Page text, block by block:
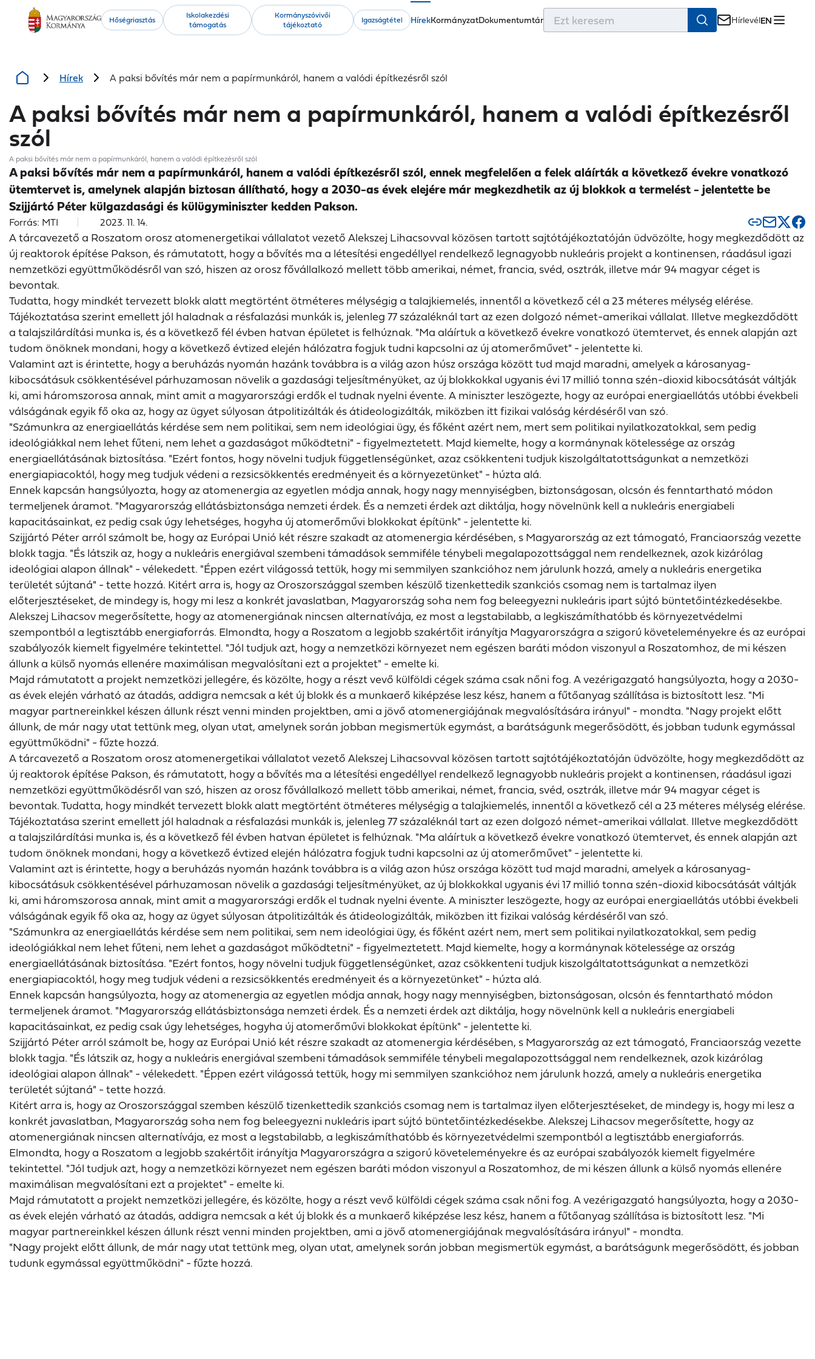
Kiemelt
tartalmak
Hőségriasztás
Iskolakezdési
támogatás
Kormányszóvivői
tájékoztató
Igazságtétel
Fő
HírekKormányzatDokumentumtár HírlevélEN
Hírek A paksi bővítés már nem a papírmunkáról, hanem a valódi építkezésről szól
A paksi bővítés már nem a papírmunkáról, hanem a valódi építkezésről
szól
A paksi bővítés már nem a papírmunkáról, hanem a valódi építkezésről szól
A paksi bővítés már nem a papírmunkáról, hanem a valódi építkezésről szól, ennek megfelelően a felek aláírták a következő évekre vonatkozó
ütemtervet is, amelynek alapján biztosan állítható, hogy a 2030-as évek elejére már megkezdhetik az új blokkok a termelést - jelentette be
Szijjártó Péter külgazdasági és külügyminiszter kedden Pakson.
Forrás: MTI 2023. 11. 14.
A tárcavezető a Roszatom orosz atomenergetikai vállalatot vezető Alekszej Lihacsovval közösen tartott sajtótájékoztatóján üdvözölte, hogy megkezdődött az
új reaktorok építése Pakson, és rámutatott, hogy a bővítés ma a létesítési engedéllyel rendelkező legnagyobb nukleáris projekt a kontinensen, ráadásul igazi
nemzetközi együttműködésről van szó, hiszen az orosz fővállalkozó mellett több amerikai, német, francia, svéd, osztrák, illetve már 94 magyar céget is
bevontak.
Tudatta, hogy mindkét tervezett blokk alatt megtörtént ötméteres mélységig a talajkiemelés, innentől a következő cél a 23 méteres mélység elérése.
Tájékoztatása szerint emellett jól haladnak a résfalazási munkák is, jelenleg 77 százaléknál tart az ezen dolgozó német-amerikai vállalat. Illetve megkezdődött
a talajszilárdítási munka is, és a következő fél évben hatvan épületet is felhúznak. "Ma aláírtuk a következő évekre vonatkozó ütemtervet, és ennek alapján azt
tudom önöknek mondani, hogy a következő évtized elején hálózatra fogjuk tudni kapcsolni az új atomerőművet" - jelentette ki.
Valamint azt is érintette, hogy a beruházás nyomán hazánk továbbra is a világ azon húsz országa között tud majd maradni, amelyek a károsanyag-
kibocsátásuk csökkentésével párhuzamosan növelik a gazdasági teljesítményüket, az új blokkokkal ugyanis évi 17 millió tonna szén-dioxid kibocsátását váltják
ki, ami háromszorosa annak, mint amit a magyarországi erdők el tudnak nyelni évente. A miniszter leszögezte, hogy az európai energiaellátás utóbbi évekbeli
válságának egyik fő oka az, hogy az ügyet súlyosan átpolitizálták és átideologizálták, miközben itt fizikai valóság kérdéséről van szó.
"Számunkra az energiaellátás kérdése sem nem politikai, sem nem ideológiai ügy, és főként azért nem, mert sem politikai nyilatkozatokkal, sem pedig
ideológiákkal nem lehet fűteni, nem lehet a gazdaságot működtetni" - figyelmeztetett. Majd kiemelte, hogy a kormánynak kötelessége az ország
energiaellátásának biztosítása. "Ezért fontos, hogy növelni tudjuk függetlenségünket, azaz csökkenteni tudjuk kiszolgáltatottságunkat a nemzetközi
energiapiacoktól, hogy meg tudjuk védeni a rezsicsökkentés eredményeit és a környezetünket" - húzta alá.
Ennek kapcsán hangsúlyozta, hogy az atomenergia az egyetlen módja annak, hogy nagy mennyiségben, biztonságosan, olcsón és fenntartható módon
termeljenek áramot. "Magyarország ellátásbiztonsága nemzeti érdek. És a nemzeti érdek azt diktálja, hogy növelnünk kell a nukleáris energiabeli
kapacitásainkat, ez pedig csak úgy lehetséges, hogyha új atomerőművi blokkokat építünk" - jelentette ki.
Szijjártó Péter arról számolt be, hogy az Európai Unió két részre szakadt az atomenergia kérdésében, s Magyarország az ezt támogató, Franciaország vezette
blokk tagja. "És látszik az, hogy a nukleáris energiával szembeni támadások semmiféle ténybeli megalapozottsággal nem rendelkeznek, azok kizárólag
ideológiai alapon állnak" - vélekedett. "Éppen ezért világossá tettük, hogy mi semmilyen szankcióhoz nem járulunk hozzá, amely a nukleáris energetika
területét sújtaná" - tette hozzá. Kitért arra is, hogy az Oroszországgal szemben készülő tizenkettedik szankciós csomag nem is tartalmaz ilyen
előterjesztéseket, de mindegy is, hogy mi lesz a konkrét javaslatban, Magyarország soha nem fog beleegyezni nukleáris ipart sújtó büntetőintézkedésekbe.
Alekszej Lihacsov megerősítette, hogy az atomenergiának nincsen alternatívája, ez most a legstabilabb, a legkiszámíthatóbb és környezetvédelmi
szempontból a legtisztább energiaforrás. Elmondta, hogy a Roszatom a legjobb szakértőit irányítja Magyarországra a szigorú követeleményekre és az európai
szabályozók kiemelt figyelmére tekintettel. "Jól tudjuk azt, hogy a nemzetközi környezet nem egészen baráti módon viszonyul a Roszatomhoz, de mi készen
állunk a külső nyomás ellenére maximálisan megvalósítani ezt a projektet" - emelte ki.
Majd rámutatott a projekt nemzetközi jellegére, és közölte, hogy a részt vevő külföldi cégek száma csak nőni fog. A vezérigazgató hangsúlyozta, hogy a 2030-
as évek elején várható az átadás, addigra nemcsak a két új blokk és a munkaerő kiképzése lesz kész, hanem a fűtőanyag szállítása is biztosított lesz. "Mi
magyar partnereinkkel készen állunk részt venni minden projektben, ami a jövő atomenergiájának megvalósítására irányul" - mondta. "Nagy projekt előtt
állunk, de már nagy utat tettünk meg, olyan utat, amelynek során jobban megismertük egymást, a barátságunk megerősödött, és jobban tudunk egymással
együttműködni" - fűzte hozzá.
A tárcavezető a Roszatom orosz atomenergetikai vállalatot vezető Alekszej Lihacsovval közösen tartott sajtótájékoztatóján üdvözölte, hogy megkezdődött az
új reaktorok építése Pakson, és rámutatott, hogy a bővítés ma a létesítési engedéllyel rendelkező legnagyobb nukleáris projekt a kontinensen, ráadásul igazi
nemzetközi együttműködésről van szó, hiszen az orosz fővállalkozó mellett több amerikai, német, francia, svéd, osztrák, illetve már 94 magyar céget is
bevontak. Tudatta, hogy mindkét tervezett blokk alatt megtörtént ötméteres mélységig a talajkiemelés, innentől a következő cél a 23 méteres mélység elérése.
Tájékoztatása szerint emellett jól haladnak a résfalazási munkák is, jelenleg 77 százaléknál tart az ezen dolgozó német-amerikai vállalat. Illetve megkezdődött
a talajszilárdítási munka is, és a következő fél évben hatvan épületet is felhúznak. "Ma aláírtuk a következő évekre vonatkozó ütemtervet, és ennek alapján azt
tudom önöknek mondani, hogy a következő évtized elején hálózatra fogjuk tudni kapcsolni az új atomerőművet" - jelentette ki.
Valamint azt is érintette, hogy a beruházás nyomán hazánk továbbra is a világ azon húsz országa között tud majd maradni, amelyek a károsanyag-
kibocsátásuk csökkentésével párhuzamosan növelik a gazdasági teljesítményüket, az új blokkokkal ugyanis évi 17 millió tonna szén-dioxid kibocsátását váltják
ki, ami háromszorosa annak, mint amit a magyarországi erdők el tudnak nyelni évente. A miniszter leszögezte, hogy az európai energiaellátás utóbbi évekbeli
válságának egyik fő oka az, hogy az ügyet súlyosan átpolitizálták és átideologizálták, miközben itt fizikai valóság kérdéséről van szó.
"Számunkra az energiaellátás kérdése sem nem politikai, sem nem ideológiai ügy, és főként azért nem, mert sem politikai nyilatkozatokkal, sem pedig
ideológiákkal nem lehet fűteni, nem lehet a gazdaságot működtetni" - figyelmeztetett. Majd kiemelte, hogy a kormánynak kötelessége az ország
energiaellátásának biztosítása. "Ezért fontos, hogy növelni tudjuk függetlenségünket, azaz csökkenteni tudjuk kiszolgáltatottságunkat a nemzetközi
energiapiacoktól, hogy meg tudjuk védeni a rezsicsökkentés eredményeit és a környezetünket" - húzta alá.
Ennek kapcsán hangsúlyozta, hogy az atomenergia az egyetlen módja annak, hogy nagy mennyiségben, biztonságosan, olcsón és fenntartható módon
termeljenek áramot. "Magyarország ellátásbiztonsága nemzeti érdek. És a nemzeti érdek azt diktálja, hogy növelnünk kell a nukleáris energiabeli
kapacitásainkat, ez pedig csak úgy lehetséges, hogyha új atomerőművi blokkokat építünk" - jelentette ki.
Szijjártó Péter arról számolt be, hogy az Európai Unió két részre szakadt az atomenergia kérdésében, s Magyarország az ezt támogató, Franciaország vezette
blokk tagja. "És látszik az, hogy a nukleáris energiával szembeni támadások semmiféle ténybeli megalapozottsággal nem rendelkeznek, azok kizárólag
ideológiai alapon állnak" - vélekedett. "Éppen ezért világossá tettük, hogy mi semmilyen szankcióhoz nem járulunk hozzá, amely a nukleáris energetika
területét sújtaná" - tette hozzá.
Kitért arra is, hogy az Oroszországgal szemben készülő tizenkettedik szankciós csomag nem is tartalmaz ilyen előterjesztéseket, de mindegy is, hogy mi lesz a
konkrét javaslatban, Magyarország soha nem fog beleegyezni nukleáris ipart sújtó büntetőintézkedésekbe. Alekszej Lihacsov megerősítette, hogy az
atomenergiának nincsen alternatívája, ez most a legstabilabb, a legkiszámíthatóbb és környezetvédelmi szempontból a legtisztább energiaforrás.
Elmondta, hogy a Roszatom a legjobb szakértőit irányítja Magyarországra a szigorú követeleményekre és az európai szabályozók kiemelt figyelmére
tekintettel. "Jól tudjuk azt, hogy a nemzetközi környezet nem egészen baráti módon viszonyul a Roszatomhoz, de mi készen állunk a külső nyomás ellenére
maximálisan megvalósítani ezt a projektet" - emelte ki.
Majd rámutatott a projekt nemzetközi jellegére, és közölte, hogy a részt vevő külföldi cégek száma csak nőni fog. A vezérigazgató hangsúlyozta, hogy a 2030-
as évek elején várható az átadás, addigra nemcsak a két új blokk és a munkaerő kiképzése lesz kész, hanem a fűtőanyag szállítása is biztosított lesz. "Mi
magyar partnereinkkel készen állunk részt venni minden projektben, ami a jövő atomenergiájának megvalósítására irányul" - mondta.
"Nagy projekt előtt állunk, de már nagy utat tettünk meg, olyan utat, amelynek során jobban megismertük egymást, a barátságunk megerősödött, és jobban
tudunk egymással együttműködni" - fűzte hozzá.